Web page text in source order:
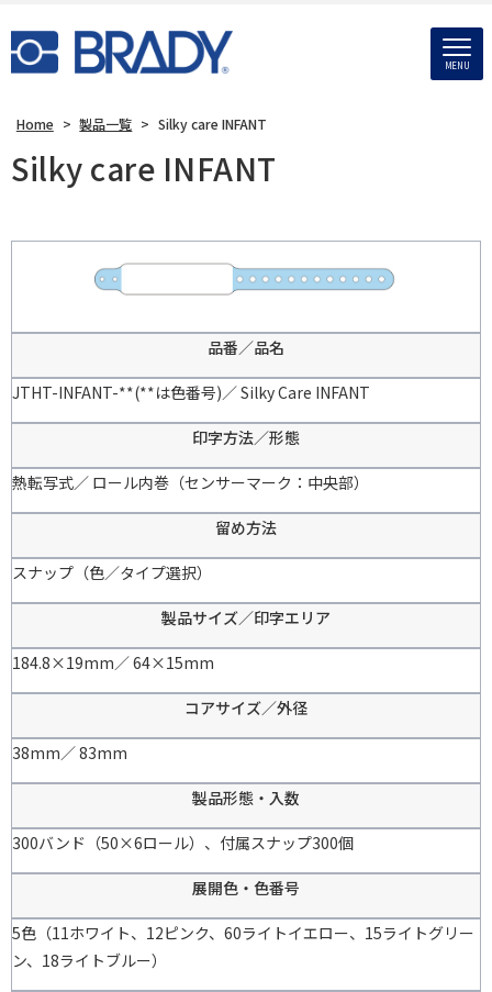
MENU
Home > 製品一覧 > Silky care INFANT
Silky care INFANT
品番／品名
JTHT-INFANT-**(**は色番号)／ Silky Care INFANT
印字方法／形態
熱転写式／ ロール内巻（センサーマーク：中央部）
留め方法
スナップ（色／タイプ選択）
製品サイズ／印字エリア
184.8×19mm／ 64×15mm
コアサイズ／外径
38mm／ 83mm
製品形態・入数
300バンド（50×6ロール）、付属スナップ300個
展開色・色番号
5色（11ホワイト、12ピンク、60ライトイエロー、15ライトグリー
ン、18ライトブルー）